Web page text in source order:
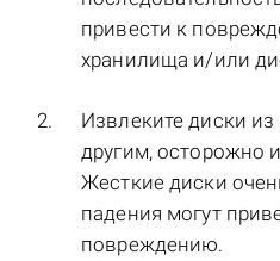
привести к
хранилища и/или
Извлеките диски из
другим, осторожно
Жесткие диски
падения могут
повреждению.